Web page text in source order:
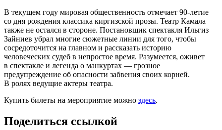
В текущем году мировая общественность отмечает 90-летие
со дня рождения классика киргизской прозы. Театр Камала
также не остался в стороне. Постановщик спектакля Ильгиз
Зайниев убрал многие сюжетные линии для того, чтобы
сосредоточится на главном и рассказать историю
человеческих судеб в непростое время. Разумеется, оживет
в спектакле и легенда о манкуртах — грозное
предупреждение об опасности забвения своих корней.
В ролях ведущие актеры театра.
Купить билеты на мероприятие можно здесь.
Поделиться ссылкой